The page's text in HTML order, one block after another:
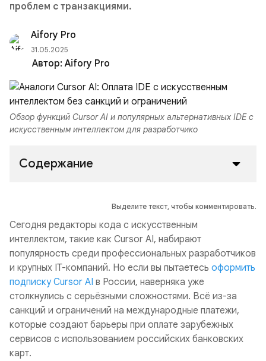
проблем с транзакциями.
Aifory Pro
31.05.2025
Автор: Aifory Pro
Обзор функций Cursor AI и популярных альтернативных IDE с
искусственным интеллектом для разработчико
Содержание
Выделите текст, чтобы комментировать.
Сегодня редакторы кода с искусственным
интеллектом, такие как Cursor AI, набирают
популярность среди профессиональных разработчиков
и крупных IT-компаний. Но если вы пытаетесь оформить
подписку Cursor AI в России, наверняка уже
столкнулись с серьёзными сложностями. Всё из-за
санкций и ограничений на международные платежи,
которые создают барьеры при оплате зарубежных
сервисов с использованием российских банковских
карт.